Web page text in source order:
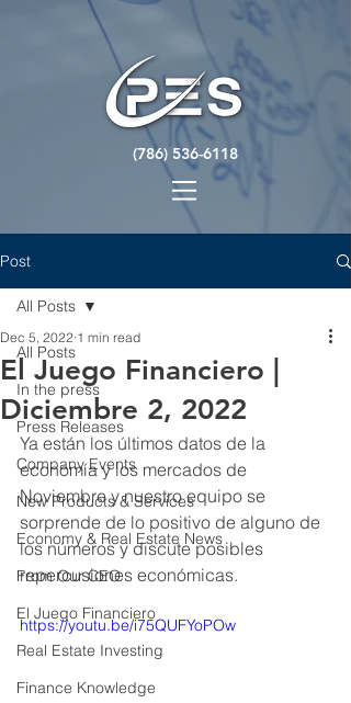
(786) 536-6118
Post
All Posts
In the press
Press Releases
Company Events
New Products & Services
Economy & Real Estate News
From Our CEO
El Juego Financiero
Real Estate Investing
Finance Knowledge
All Posts
El Juego Financiero |
Diciembre 2, 2022
Dec 5, 2022 1 min read
Ya están los últimos datos de la
economía y los mercados de
Noviembre y nuestro equipo se
sorprende de lo positivo de alguno de
los números y discute posibles
repercusiones económicas.
https://youtu.be/i75QUFYoPOw